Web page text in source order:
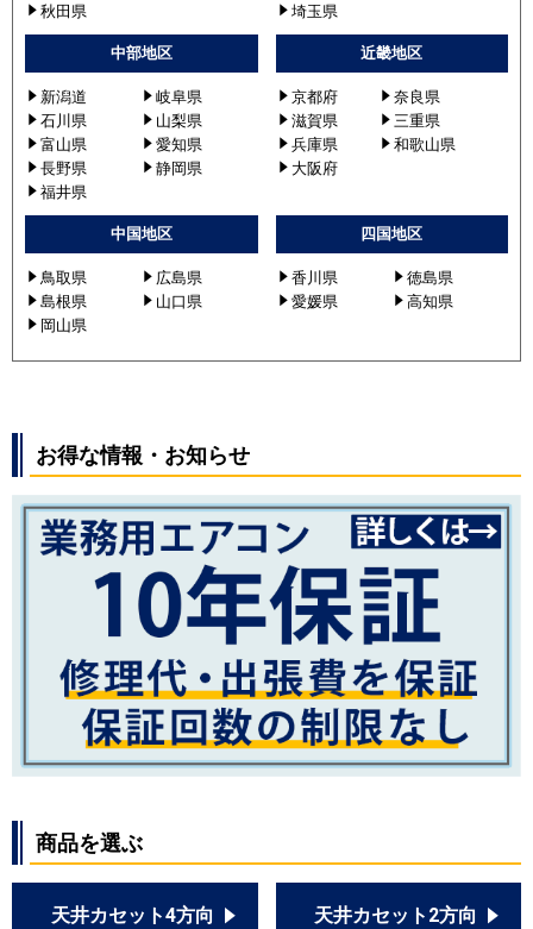
秋田県
埼玉県
中部地区
新潟道
岐阜県
石川県
山梨県
富山県
愛知県
長野県
静岡県
福井県
近畿地区
京都府
奈良県
滋賀県
三重県
兵庫県
和歌山県
大阪府
中国地区
鳥取県
広島県
島根県
山口県
岡山県
四国地区
香川県
徳島県
愛媛県
高知県
お得な情報・お知らせ
商品を選ぶ
天井カセット4方向 天井カセット2方向